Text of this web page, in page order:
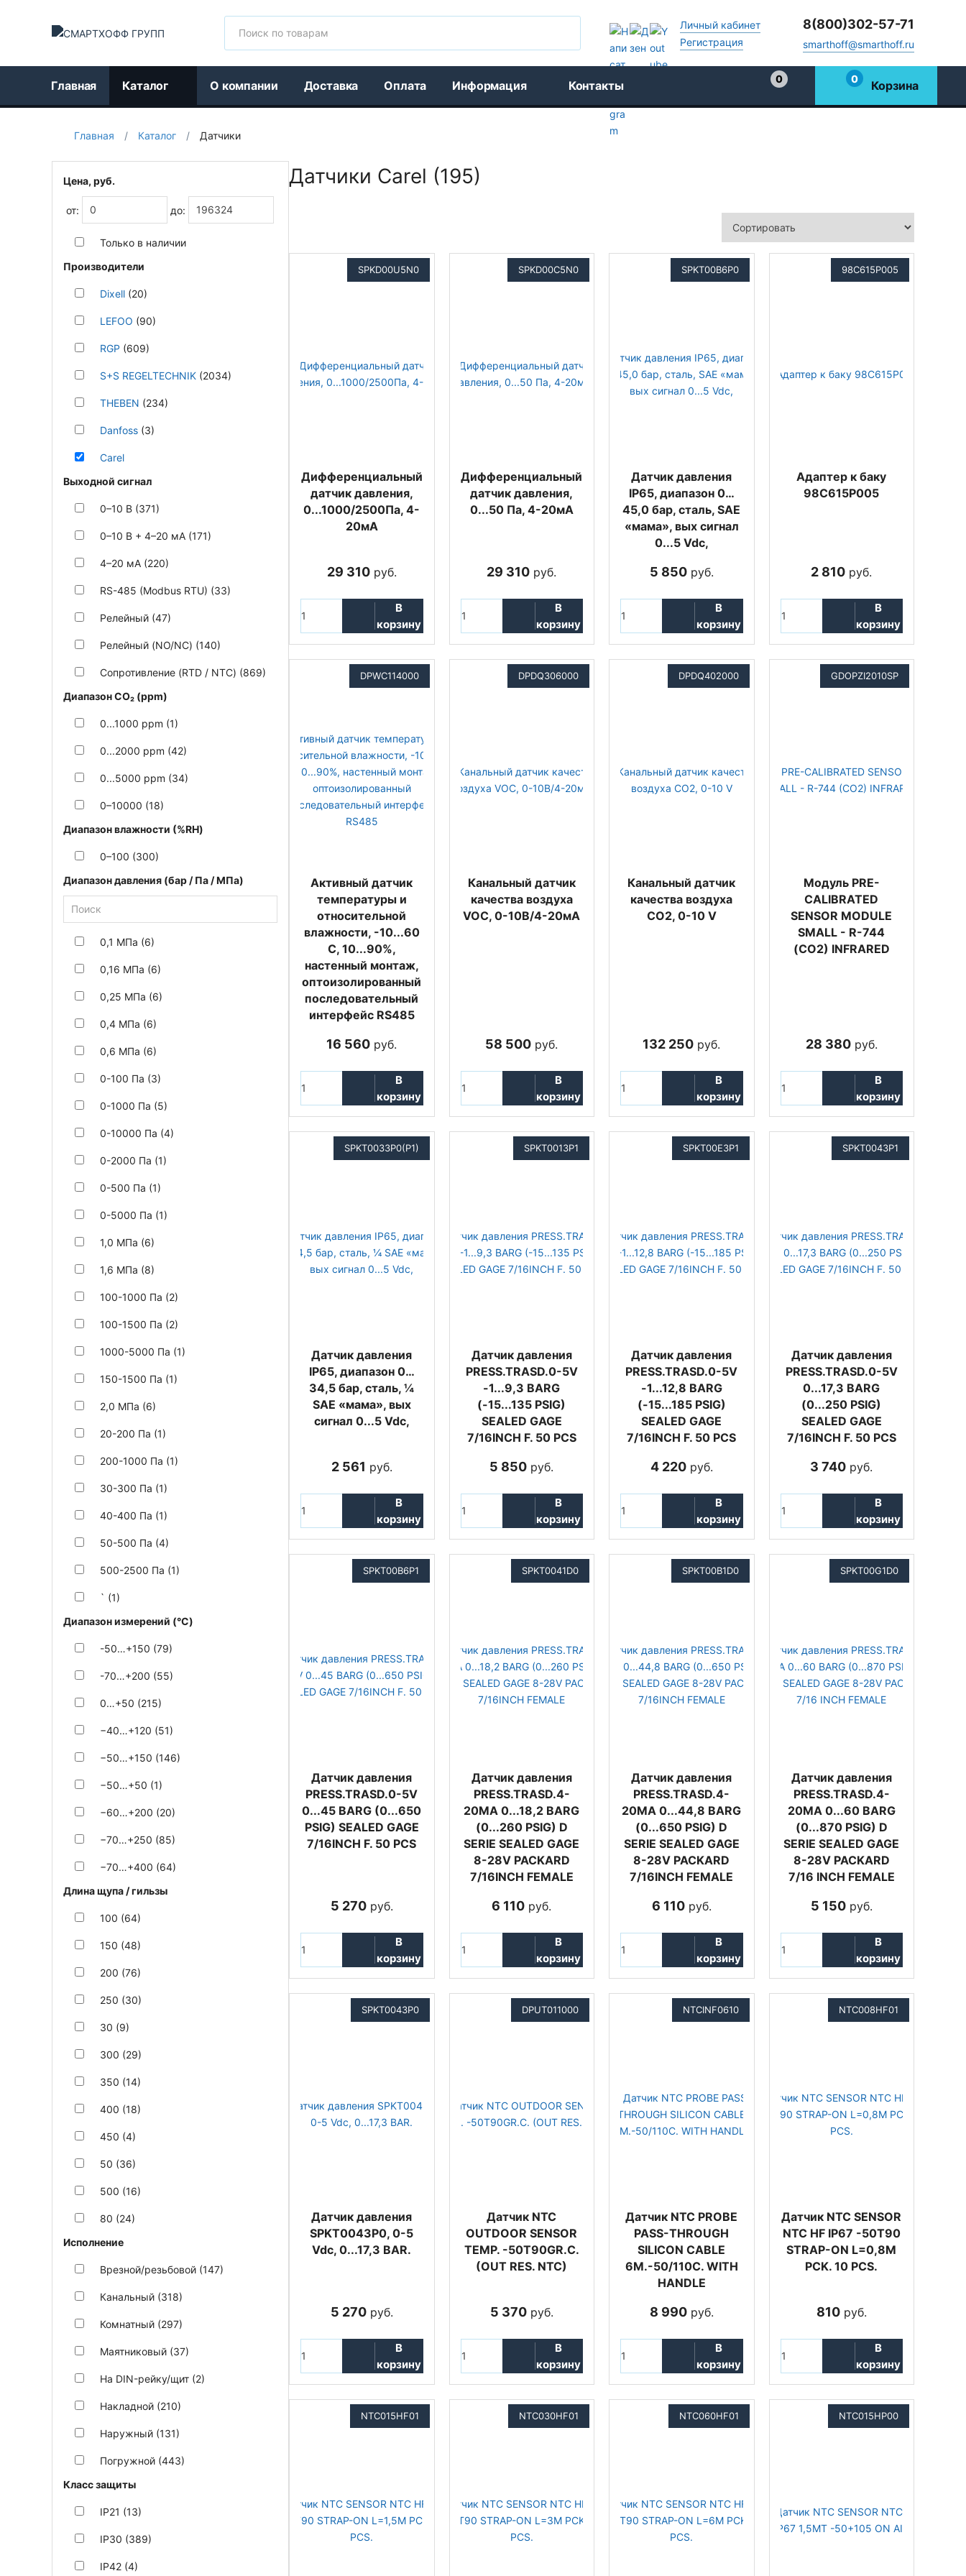
Личный кабинет
Регистрация
8(800)302-57-71
smarthoff@smarthoff.ru
Главная Каталог О компании Доставка Оплата Информация Контакты
0
0 Корзина
Главная / Каталог / Датчики
Цена, руб.
от: до:
Только в наличии
Производители
Dixell (20)
LEFOO (90)
RGP (609)
S+S REGELTECHNIK (2034)
THEBEN (234)
Danfoss (3)
Carel
Выходной сигнал
0–10 В (371)
0–10 В + 4–20 мА (171)
4–20 мА (220)
RS-485 (Modbus RTU) (33)
Релейный (47)
Релейный (NO/NC) (140)
Сопротивление (RTD / NTC) (869)
Диапазон CO₂ (ppm)
0...1000 ppm (1)
0...2000 ppm (42)
0...5000 ppm (34)
0–10000 (18)
Диапазон влажности (%RH)
0–100 (300)
Диапазон давления (бар / Па / МПа)
0,1 МПа (6)
0,16 МПа (6)
0,25 МПа (6)
0,4 МПа (6)
0,6 МПа (6)
0-100 Па (3)
0-1000 Па (5)
0-10000 Па (4)
0-2000 Па (1)
0-500 Па (1)
0-5000 Па (1)
1,0 МПа (6)
1,6 МПа (8)
100-1000 Па (2)
100-1500 Па (2)
1000-5000 Па (1)
150-1500 Па (1)
2,0 МПа (6)
20-200 Па (1)
200-1000 Па (1)
30-300 Па (1)
40-400 Па (1)
50-500 Па (4)
500-2500 Па (1)
` (1)
Диапазон измерений (°C)
-50…+150 (79)
-70…+200 (55)
0…+50 (215)
−40…+120 (51)
−50…+150 (146)
−50…+50 (1)
−60…+200 (20)
−70…+250 (85)
−70…+400 (64)
Длина щупа / гильзы
100 (64)
150 (48)
200 (76)
250 (30)
30 (9)
300 (29)
350 (14)
400 (18)
450 (4)
50 (36)
500 (16)
80 (24)
Исполнение
Врезной/резьбовой (147)
Канальный (318)
Комнатный (297)
Маятниковый (37)
На DIN-рейку/щит (2)
Накладной (210)
Наружный (131)
Погружной (443)
Класс защиты
IP21 (13)
IP30 (389)
IP42 (4)
Датчики Carel (195)
SPKD00U5N0
Дифференциальный
датчик давления,
0...1000/2500Па, 4-
20мА
29 310руб.
В
корзину
SPKD00C5N0
Дифференциальный
датчик давления,
0...50 Па, 4-20мА
29 310 руб.
В
корзину
SPKT00B6P0
Датчик давления
IP65, диапазон 0…
45,0 бар, сталь, SAE
«мама», вых сигнал
0...5 Vdc,
5 850руб.
В
корзину
98C615P005
Адаптер к баку
98C615P005
2 810 руб.
В
корзину
DPWC114000
Активный датчик
температуры и
относительной
влажности, -10...60
С, 10...90%,
настенный монтаж,
оптоизолированный
последовательный
интерфейс RS485
16 560 руб.
В
корзину
DPDQ306000
Канальный датчик
качества воздуха
VOC, 0-10В/4-20мА
58 500 руб.
В
корзину
DPDQ402000
Канальный датчик
качества воздуха
CO2, 0-10 V
132 250 руб.
В
корзину
GDOPZI2010SP
Модуль PRE-
CALIBRATED
SENSOR MODULE
SMALL - R-744
(CO2) INFRARED
28 380руб.
В
корзину
SPKT0033P0(P1)
Датчик давления
IP65, диапазон 0…
34,5 бар, сталь, ¼
SAE «мама», вых
сигнал 0...5 Vdc,
2 561 руб.
В
корзину
SPKT0013P1
Датчик давления
PRESS.TRASD.0-5V
-1...9,3 BARG
(-15...135 PSIG)
SEALED GAGE
7/16INCH F. 50 PCS
5 850 руб.
В
корзину
SPKT00E3P1
Датчик давления
PRESS.TRASD.0-5V
-1...12,8 BARG
(-15...185 PSIG)
SEALED GAGE
7/16INCH F. 50 PCS
4 220руб.
В
корзину
SPKT0043P1
Датчик давления
PRESS.TRASD.0-5V
0...17,3 BARG
(0...250 PSIG)
SEALED GAGE
7/16INCH F. 50 PCS
3 740 руб.
В
корзину
SPKT00B6P1
Датчик давления
PRESS.TRASD.0-5V
0...45 BARG (0...650
PSIG) SEALED GAGE
7/16INCH F. 50 PCS
5 270руб.
В
корзину
SPKT0041D0
Датчик давления
PRESS.TRASD.4-
20MA 0...18,2 BARG
(0...260 PSIG) D
SERIE SEALED GAGE
8-28V PACKARD
7/16INCH FEMALE
6 110 руб.
В
корзину
SPKT00B1D0
Датчик давления
PRESS.TRASD.4-
20MA 0...44,8 BARG
(0...650 PSIG) D
SERIE SEALED GAGE
8-28V PACKARD
7/16INCH FEMALE
6 110руб.
В
корзину
SPKT00G1D0
Датчик давления
PRESS.TRASD.4-
20MA 0...60 BARG
(0...870 PSIG) D
SERIE SEALED GAGE
8-28V PACKARD
7/16 INCH FEMALE
5 150руб.
В
корзину
SPKT0043P0
Датчик давления
SPKT0043P0, 0-5
Vdc, 0...17,3 BAR.
5 270руб.
В
корзину
DPUT011000
Датчик NTC
OUTDOOR SENSOR
TEMP. -50T90GR.C.
(OUT RES. NTC)
5 370руб.
В
корзину
NTCINF0610
Датчик NTC PROBE
PASS-THROUGH
SILICON CABLE
6M.-50/110C. WITH
HANDLE
8 990руб.
В
корзину
NTC008HF01
Датчик NTC SENSOR
NTC HF IP67 -50T90
STRAP-ON L=0,8M
PCK. 10 PCS.
810руб.
В
корзину
NTC015HF01 NTC030HF01 NTC060HF01 NTC015HP00